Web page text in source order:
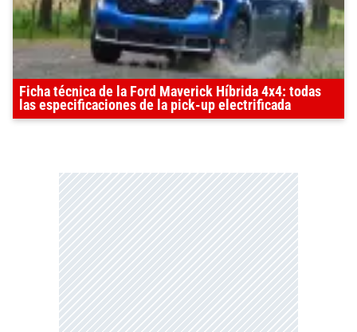
Ficha técnica de la Ford Maverick Híbrida 4x4: todas
las especificaciones de la pick-up electrificada